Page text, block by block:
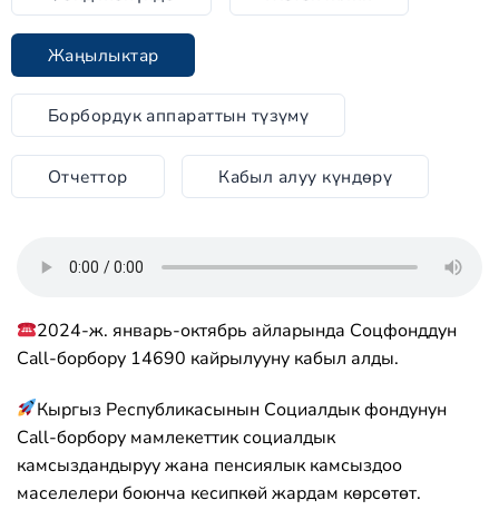
Жаңылыктар
Борбордук аппараттын түзүмү
Отчеттор Кабыл алуу күндөрү
2024-ж. январь-октябрь айларында Соцфонддун
Call-борбору 14690 кайрылууну кабыл алды.
Кыргыз Республикасынын Социалдык фондунун
Call-борбору мамлекеттик социалдык
камсыздандыруу жана пенсиялык камсыздоо
маселелери боюнча кесипкөй жардам көрсөтөт.